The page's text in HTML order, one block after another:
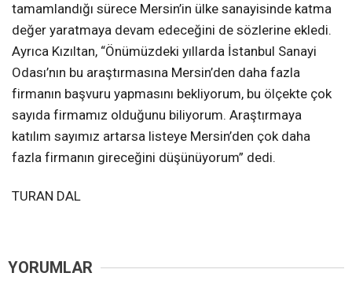
tamamlandığı sürece Mersin’in ülke sanayisinde katma
değer yaratmaya devam edeceğini de sözlerine ekledi.
Ayrıca Kızıltan, “Önümüzdeki yıllarda İstanbul Sanayi
Odası’nın bu araştırmasına Mersin’den daha fazla
firmanın başvuru yapmasını bekliyorum, bu ölçekte çok
sayıda firmamız olduğunu biliyorum. Araştırmaya
katılım sayımız artarsa listeye Mersin’den çok daha
fazla firmanın gireceğini düşünüyorum” dedi.
TURAN DAL
YORUMLAR